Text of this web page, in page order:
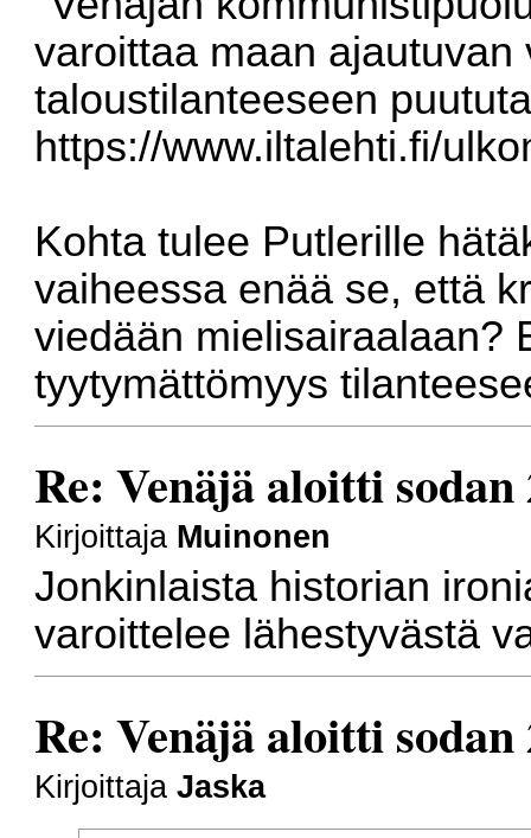
varoittaa maan
taloustilanteeseen
https://www.iltalehti.fi/
Kohta tulee Putlerille
vaiheessa enää se, että
viedään mielisairaalaan?
tyytymättömyys
Re: Venäjä aloitti sodan
Kirjoittaja Muinonen
Jonkinlaista historian
varoittelee lähestyvästä
Re: Venäjä aloitti sodan
KirjoittajaJaska